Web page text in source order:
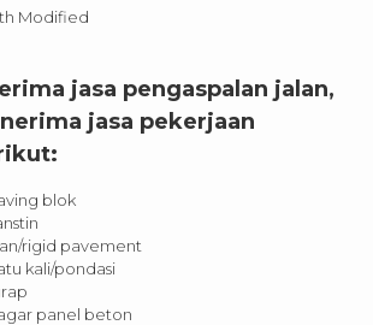
Modified
jasa pengaspalan jalan,
jasa pekerjaan
blok
rigid pavement
kali/pondasi
panel beton